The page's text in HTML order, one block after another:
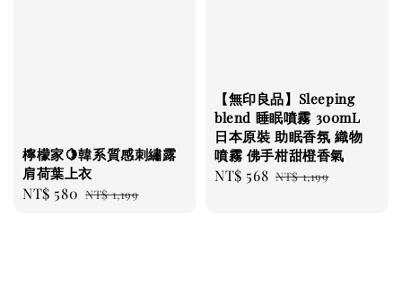
檸檬家🍋韓系質感刺繡露
肩荷葉上衣
Sale
NT$ 580 Regular
NT$ 1,199
【無印良品】Sleeping
blend 睡眠噴霧 300mL
日本原裝 助眠香氛 織物
噴霧 佛手柑甜橙香氣
Sale
NT$ 568 Regular
NT$ 1,199